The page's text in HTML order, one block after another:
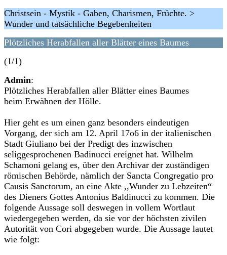
Christsein - Mystik - Gaben, Charismen, Früchte. >
Wunder und tatsächliche Begebenheiten
Plötzliches Herabfallen aller Blätter eines Baumes
(1/1)
Admin:
Plötzliches Herabfallen aller Blätter eines Baumes
beim Erwähnen der Hölle.
Hier geht es um einen ganz besonders eindeutigen
Vorgang, der sich am 12. April 17o6 in der italienischen
Stadt Giuliano bei der Predigt des inzwischen
seliggesprochenen Badinucci ereignet hat. Wilhelm
Schamoni gelang es, über den Archivar der zuständigen
römischen Behörde, nämlich der Sancta Congregatio pro
Causis Sanctorum, an eine Akte ,,Wunder zu Lebzeiten“
des Dieners Gottes Antonius Baldinucci zu kommen. Die
folgende Aussage soll deswegen in vollem Wortlaut
wiedergegeben werden, da sie vor der höchsten zivilen
Autorität von Cori abgegeben wurde. Die Aussage lautet
wie folgt: